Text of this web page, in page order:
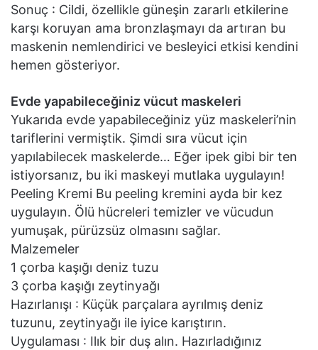
Sonuç : Cildi, özellikle güneşin zararlı etkilerine
karşı koruyan ama bronzlaşmayı da artıran bu
maskenin nemlendirici ve besleyici etkisi kendini
hemen gösteriyor.
Evde yapabileceğiniz vücut maskeleri
Yukarıda evde yapabileceğiniz yüz maskeleri’nin
tariflerini vermiştik. Şimdi sıra vücut için
yapılabilecek maskelerde… Eğer ipek gibi bir ten
istiyorsanız, bu iki maskeyi mutlaka uygulayın!
Peeling Kremi Bu peeling kremini ayda bir kez
uygulayın. Ölü hücreleri temizler ve vücudun
yumuşak, pürüzsüz olmasını sağlar.
Malzemeler
1 çorba kaşığı deniz tuzu
3 çorba kaşığı zeytinyağı
Hazırlanışı : Küçük parçalara ayrılmış deniz
tuzunu, zeytinyağı ile iyice karıştırın.
Uygulaması : Ilık bir duş alın. Hazırladığınız